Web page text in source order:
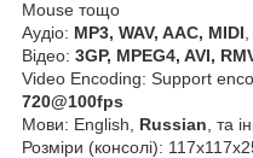
Mouse тощо
Аудіо: MP3, WAV, AAC, MIDI
Відео: 3GP, MPEG4, AVI,
Video Encoding: Support
720@100fps
Мови: English, Russian , та
Розміри (консолі):